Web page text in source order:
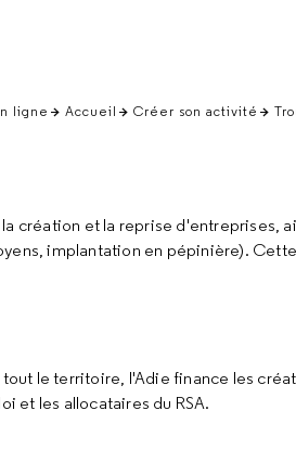
ligne Accueil Créer son activité
création et la reprise d'entreprises,
implantation en pépinière).
le territoire, l'Adie finance les
et les allocataires du RSA.